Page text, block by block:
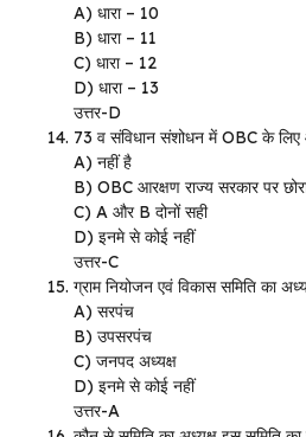
A) धारा – 10
B) धारा – 11
C) धारा – 12
D) धारा – 13
उत्तर-D
73 व संविधान संशोधन में OBC के लिए
A) नहीं है
B) OBC आरक्षण राज्य सरकार पर
C) A और B दोनों सही
D) इनमे से कोई नहीं
उत्तर-C
ग्राम नियोजन एवं विकास समिति का
A) सरपंच
B) उपसरपंच
C) जनपद अध्यक्ष
D) इनमे से कोई नहीं
उत्तर-A